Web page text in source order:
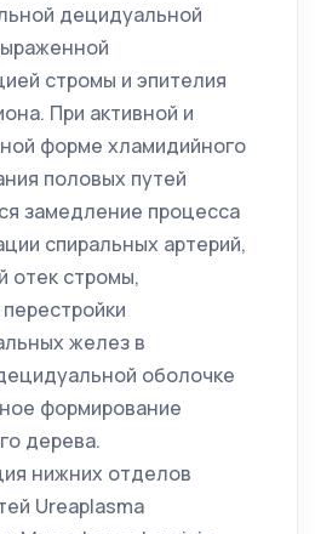
децидуальной
стромы и эпителия
При активной и
форме хламидийного
половых путей
замедление процесса
спиральных артерий,
отек стромы,
желез в
оболочке
формирование
дерева.
нижних отделов
Ureaplasma